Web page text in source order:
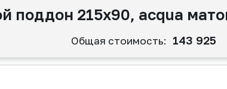
поддон 215x90, acqua
Общая стоимость: 143 925